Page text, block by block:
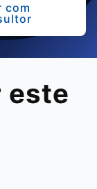
com
este